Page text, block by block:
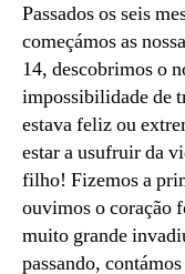
Passados os seis
começámos as
14, descobrimos o
impossibilidade de
estava feliz ou
estar a usufruir da
filho! Fizemos a
ouvimos o coração
muito grande
passando,